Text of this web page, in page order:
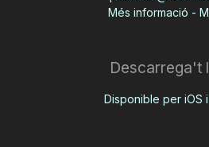
Més informació -
Descarrega't
Disponible per iOS